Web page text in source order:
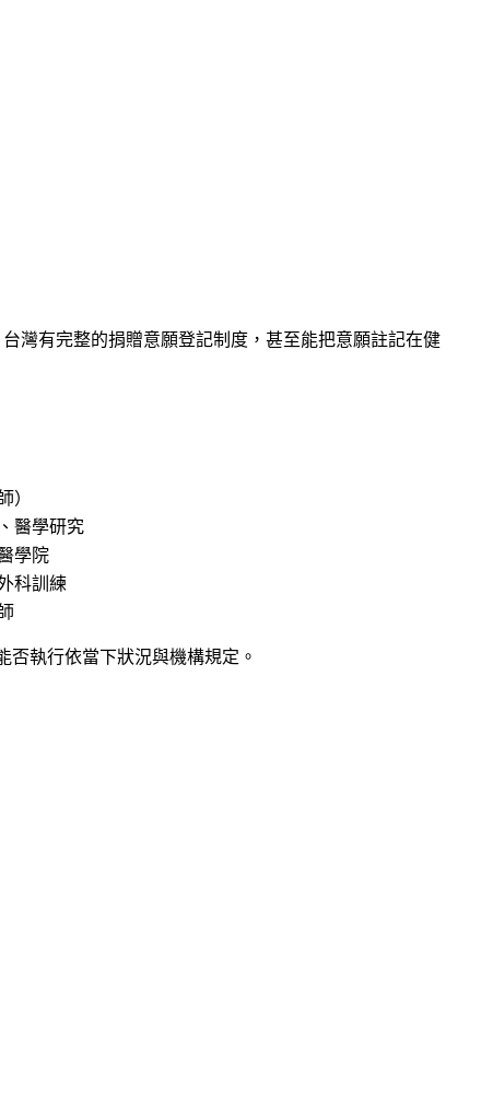
灣有完整的捐贈意願登記制度，甚至能把意願註記在健
）
醫學研究
學院
科訓練
否執行依當下狀況與機構規定。